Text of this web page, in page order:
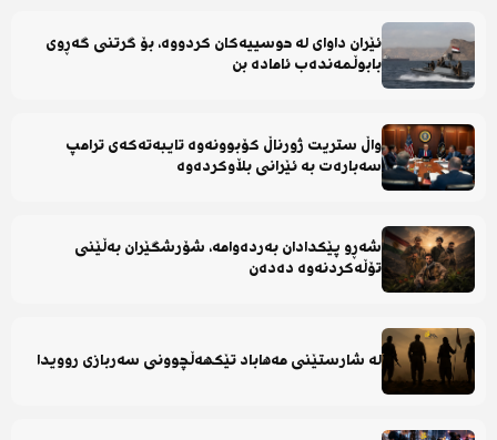
ئێران داوای لە حوسییەکان کردووە، بۆ گرتنی گەڕوی
بابوڵمەندەب ئامادە بن
واڵ ستریت ژورناڵ کۆبوونەوە تایبەتەکەی ترامپ
سەبارەت بە ئێرانی بڵاوکردەوە
شەڕو پێکدادان بەردەوامە، شۆرشگێران بەڵێنی
تۆڵەکردنەوە دەدەن
لە شارستێنی مەهاباد تێکهەڵچوونی سەربازی روویدا